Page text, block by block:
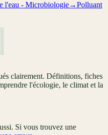
l'eau - Microbiologie→Polluant
clairement. Définitions, fiches
l'écologie, le climat et la
Si vous trouvez une